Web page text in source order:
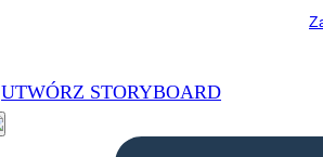
UTWÓRZ STORYBOARD